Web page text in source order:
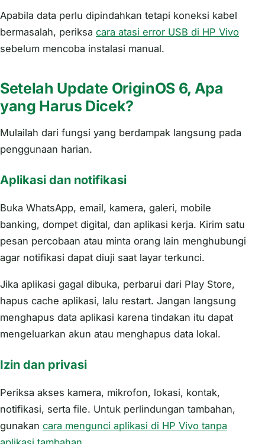
Apabila data perlu dipindahkan tetapi koneksi kabel
bermasalah, periksa cara atasi error USB di HP Vivo
sebelum mencoba instalasi manual.
Setelah Update OriginOS 6, Apa
yang Harus Dicek?
Mulailah dari fungsi yang berdampak langsung pada
penggunaan harian.
Aplikasi dan notifikasi
Buka WhatsApp, email, kamera, galeri, mobile
banking, dompet digital, dan aplikasi kerja. Kirim satu
pesan percobaan atau minta orang lain menghubungi
agar notifikasi dapat diuji saat layar terkunci.
Jika aplikasi gagal dibuka, perbarui dari Play Store,
hapus cache aplikasi, lalu restart. Jangan langsung
menghapus data aplikasi karena tindakan itu dapat
mengeluarkan akun atau menghapus data lokal.
Izin dan privasi
Periksa akses kamera, mikrofon, lokasi, kontak,
notifikasi, serta file. Untuk perlindungan tambahan,
gunakan cara mengunci aplikasi di HP Vivo tanpa